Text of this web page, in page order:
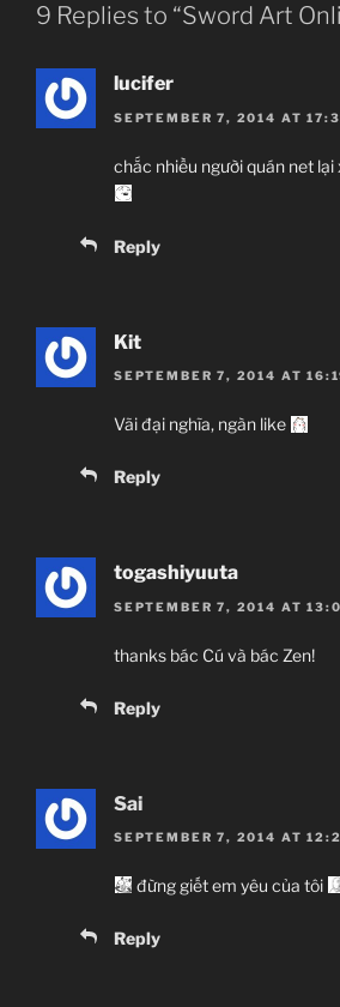
9 Replies to “Sword Art
lucifer
SEPTEMBER 7, 2014 AT
chắc nhiều người quán net lại
Reply
Kit
SEPTEMBER 7, 2014 AT
Vãi đại nghĩa, ngàn like
Reply
togashiyuuta
SEPTEMBER 7, 2014 AT
thanks bác Cú và bác Zen!
Reply
Sai
SEPTEMBER 7, 2014 AT
đừng giết em yêu của tôi
Reply